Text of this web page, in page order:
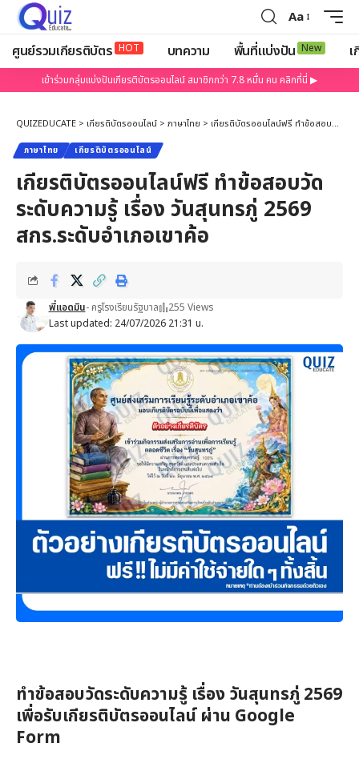
Aa
ศูนย์รวมเกียรติบัตร HOT บทความ พื้นที่แบ่งปัน New
เข้าร่วมกลุ่มแบ่งปันเกียรติบัตรออนไลน์ สมาชิกกว่า 7.8 หมื่น คน คลิกที่นี่ ▶
QUIZEDUCATE > เกียรติบัตรออนไลน์ > ภาษาไทย > เกียรติบัตรออนไลน์ฟรี ทำข้อสอบวัดระดับความรู้ เรื่อง วันสุนทรภู่ 2569 สกร.ระดับอำเภอเขาค้อ
ภาษาไทย เกียรติบัตรออนไลน์
เกียรติบัตรออนไลน์ฟรี ทำข้อสอบวัด
ระดับความรู้ เรื่อง วันสุนทรภู่ 2569
สกร.ระดับอำเภอเขาค้อ
Last updated: 24/07/2026 21:31 น.
พี่แอดมิน- ครูโรงเรียนรัฐบาล 255 Views
ทำข้อสอบวัดระดับความรู้ เรื่อง วันสุนทรภู่ 2569
เพื่อรับเกียรติบัตรออนไลน์ ผ่าน Google
Form